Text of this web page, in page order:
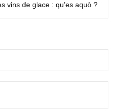
vins de glace : qu’es aquò ?